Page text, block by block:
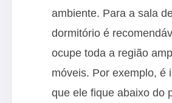
ambiente. Para a sala
dormitório é
ocupe toda a região
móveis. Por exemplo, é
que ele fique abaixo do